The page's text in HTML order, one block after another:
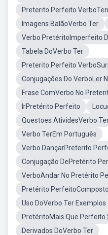
Preterito Perfeito
Imagens BalãoVerbo Ter
Verbo PretéritoImperfeito
Tabela DoVerbo Ter
Preterito Perfeito
Conjugações Do VerboLer
Frase ComVerbo No
IrPretérito Perfeito
Questoes AtividesVerbo
Verbo TerEm Português
Verbo DançarPreterito
Conjugação DePretérito
VerboAndar No Pretérito
Pretérito
Uso DoVerbo Ter Exemplos
PretéritoMais Que Perfeito
Derivados DoVerbo Ter